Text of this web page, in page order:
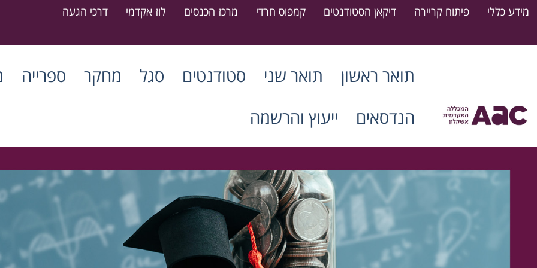
מידע כללי פיתוח קריירה דיקאן הסטודנטים קמפוס חרדי מרכז הכנסים לוז אקדמי דרכי הגעה
תואר ראשון תואר שני סטודנטים סגל מחקר ספרייה
הנדסאים
ייעוץ והרשמה
15.07.2026
קרא עוד
ההרשמה למעונות המכללה לשנת
הלימודים הקרובה (תשפ"ז) נפתחה